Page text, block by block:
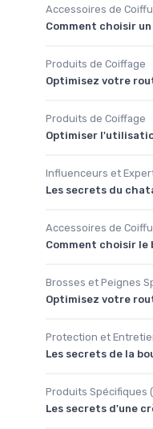
Accessoires de
Comment choisir
Produits de Coiffage
Optimisez votre
Produits de Coiffage
Optimiser
Influenceurs et
Les secrets du
Accessoires de
Comment choisir le
Brosses et Peignes
Optimisez votre
Protection et
Les secrets de la
Produits Spécifiques
Les secrets d'une